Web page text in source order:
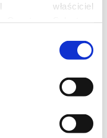
właściciel
następujące dane
adres e-mail,
Użytkownika,
dane przetwarzane
identyfikator
z serwisu, dane